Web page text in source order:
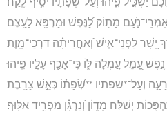
מָת֥וֹק לַ֝נֶּפֶשׁ וּמַרְפֵּ֥א לָעָֽצֶם׃
יָ֭שָׁר לִפְנֵי־אִ֑ישׁ וְ֝אַחֲרִיתָ֗הּ דַּרְכֵי־מָֽוֶת׃
נֶ֣פֶשׁ עָ֭מֵל עָ֣מְלָה לּ֑וֹ כִּֽי־אָכַ֖ף עָלָ֣יו פִּֽיהוּ׃
וְעַל־*שפתיו **שְׂ֝פָת֗וֹ כְּאֵ֣שׁ צָרָֽבֶת׃
יְשַׁלַּ֣ח מָד֑וֹן וְ֝נִרְגָּ֗ן מַפְרִ֥יד אַלּֽוּף׃